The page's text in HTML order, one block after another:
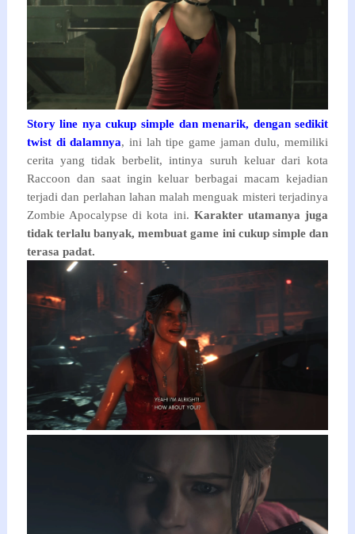
Story line nya cukup simple dan menarik, dengan sedikit
twist di dalamnya, ini lah tipe game jaman dulu, memiliki
cerita yang tidak berbelit, intinya suruh keluar dari kota
Raccoon dan saat ingin keluar berbagai macam kejadian
terjadi dan perlahan lahan malah menguak misteri terjadinya
Zombie Apocalypse di kota ini. Karakter utamanya juga
tidak terlalu banyak, membuat game ini cukup simple dan
terasa padat.